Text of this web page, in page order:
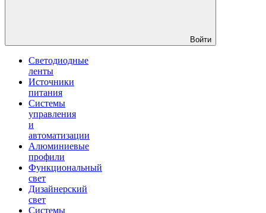
Войти
Светодиодные
ленты
Источники
питания
Системы
управления
и
автоматизации
Алюминиевые
профили
Функциональный
свет
Дизайнерский
свет
Системы